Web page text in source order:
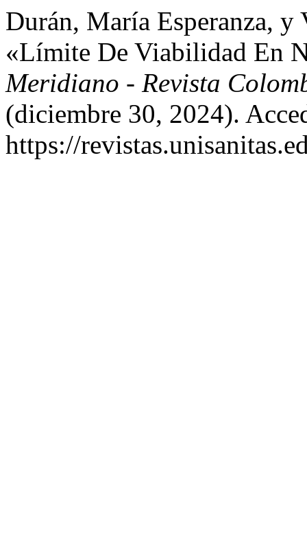
Durán, María Esperanza,
«Límite De Viabilidad En
Meridiano - Revista
(diciembre 30, 2024).
https://